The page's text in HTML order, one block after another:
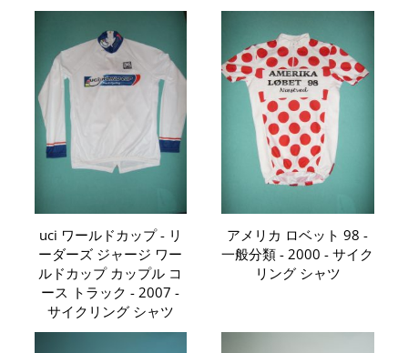
uci ワールドカップ - リ
ーダーズ ジャージ ワー
ルドカップ カップル コ
ース トラック - 2007 -
サイクリング シャツ
アメリカ ロベット 98 -
一般分類 - 2000 - サイク
リング シャツ